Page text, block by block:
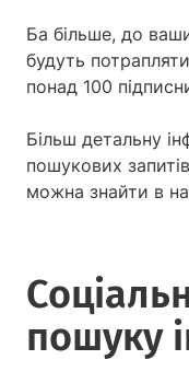
Ба більше, до
будуть
понад 100
Більш детальну
пошукових
можна знайти в
пошуку